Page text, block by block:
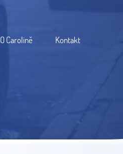
O Carolině Kontakt